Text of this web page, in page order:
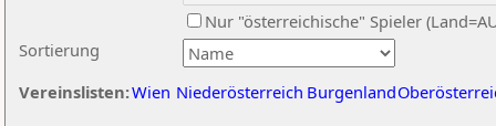
Sortierung
Nur "österreichische" Spieler
Vereinslisten:Wien Niederösterreich Burgenland